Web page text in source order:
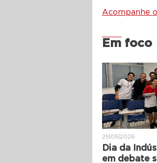
Acompanhe
Em foco
25|05|2026
Dia da
em debate